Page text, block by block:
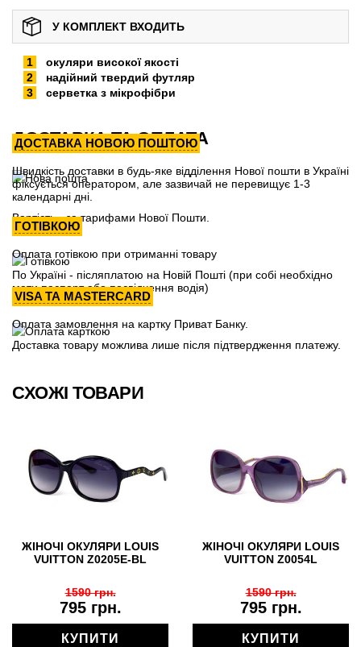
У КОМПЛЕКТ ВХОДИТЬ
окуляри високої якості
надійний твердий футляр
серветка з мікрофібри
ДОСТАВКА ТА ОПЛАТА
ДОСТАВКА НОВОЮ ПОШТОЮ
Швидкість доставки в будь-яке відділення Нової пошти в Україні
фіксується оператором, але зазвичай не перевищує 1-3
календарні дні.
Вартість - за тарифами Нової Пошти.
ГОТІВКОЮ
Оплата готівкою при отриманні товару
По Україні - післяплатою на Новій Пошті (при собі необхідно
мати паспорт або посвідчення водія)
VISA ТА MASTERCARD
Оплата замовлення на картку Приват Банку.
Доставка товару можлива лише після підтвердження платежу.
СХОЖІ ТОВАРИ
ЖІНОЧІ ОКУЛЯРИ LOUIS
VUITTON Z0205E-BL
795 грн.
1590 грн.
КУПИТИ
ЖІНОЧІ ОКУЛЯРИ LOUIS
VUITTON Z0054L
795 грн.
1590 грн.
КУПИТИ